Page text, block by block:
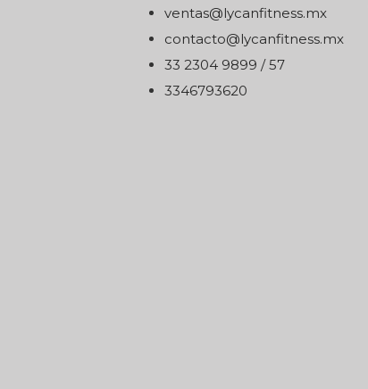
xm.ssentifnacyl@satnev
xm.ssentifnacyl@otcatnoc
75 / 9989 4032 33
0263976433